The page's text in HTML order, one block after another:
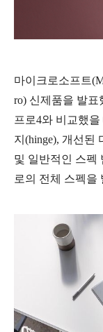
마이크로소프트
ro) 신제품을 발표
프로4와 비교했
지(hinge), 개선된
및 일반적인 스펙
로의 전체 스펙을